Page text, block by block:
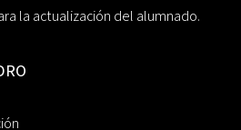
la actualización del alumnado.